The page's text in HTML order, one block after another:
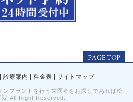
| 診療案内 | 料金表 | サイトマップ
プラントを行う歯医者をお探しであれば松
院 All Right Reserved.